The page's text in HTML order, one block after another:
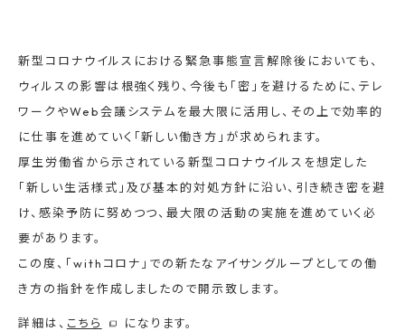
新型コロナウイルスにおける緊急事態宣言解除後においても、
ウィルスの影響は根強く残り、今後も「密」を避けるために、テレ
ワークやWeb会議システムを最大限に活用し、その上で効率的
に仕事を進めていく「新しい働き方」が求められます。
厚生労働省から示されている新型コロナウイルスを想定した
「新しい生活様式」及び基本的対処方針に沿い、引き続き密を避
け、感染予防に努めつつ、最大限の活動の実施を進めていく必
要があります。
この度、「withコロナ」での新たなアイサングループとしての働
き方の指針を作成しましたので開示致します。
詳細は、 こちら になります。